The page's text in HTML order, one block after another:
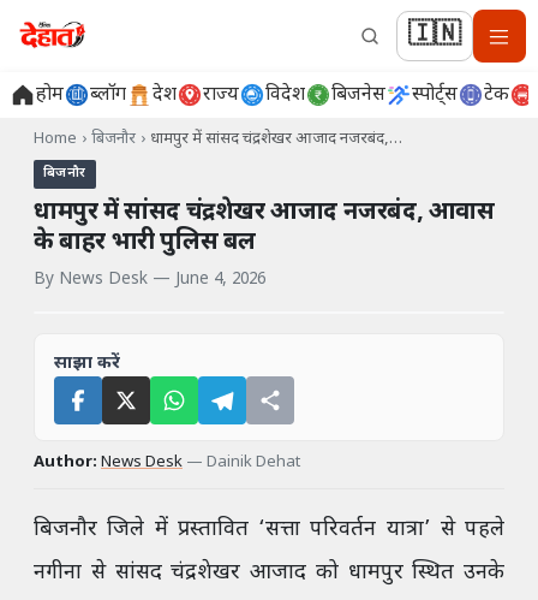
🇮🇳
होम ब्लॉग देश राज्य विदेश बिजनेस स्पोर्ट्स टेक
Home › बिजनौर › धामपुर में सांसद चंद्रशेखर आजाद नजरबंद,…
बिजनौर
धामपुर में सांसद चंद्रशेखर आजाद नजरबंद, आवास
के बाहर भारी पुलिस बल
By News Desk — June 4, 2026
साझा करें
Author: News Desk — Dainik Dehat
बिजनौर जिले में प्रस्तावित ‘सत्ता परिवर्तन यात्रा’ से पहले
नगीना से सांसद चंद्रशेखर आजाद को धामपुर स्थित उनके